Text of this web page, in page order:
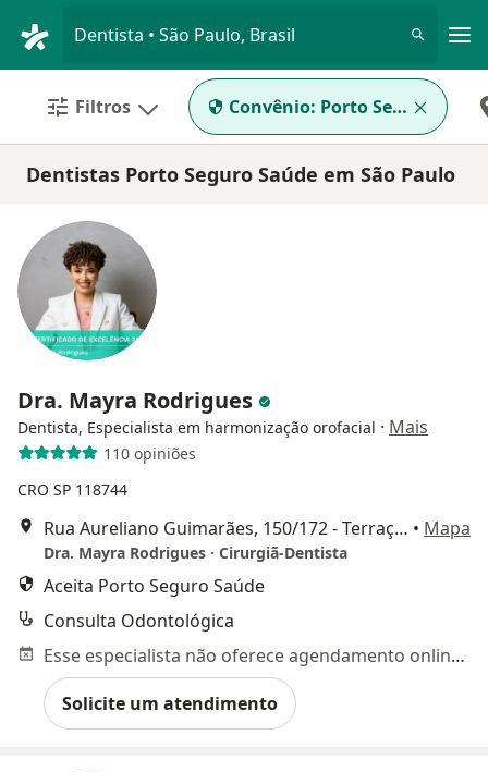
Dentista • São Paulo, Brasil
Filtros Convênio: Porto Seguro
Dentistas Porto Seguro Saúde em São Paulo
Dra. Mayra Rodrigues
Dentista, Especialista em harmonização orofacial · Mais
110 opiniões
CRO SP 118744
Rua Aureliano Guimarães, 150/172 - Terraço Empresarial Jardim Sul - Sala 1024, São Paulo • Mapa
Dra. Mayra Rodrigues · Cirurgiã-Dentista
Aceita Porto Seguro Saúde
Consulta Odontológica
Esse especialista não oferece agendamento online para esse endereço.
Solicite um atendimento